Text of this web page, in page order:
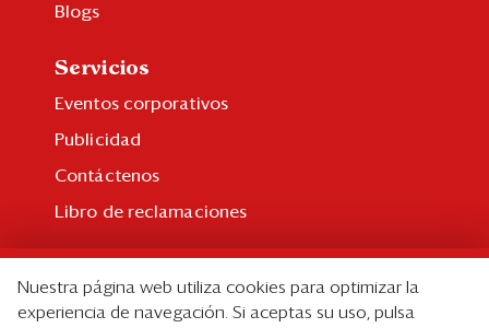
Blogs
Servicios
Eventos corporativos
Publicidad
Contáctenos
Libro de reclamaciones
Suscripción individual
Nuestra página web utiliza cookies para optimizar la
experiencia de navegación. Si aceptas su uso, pulsa